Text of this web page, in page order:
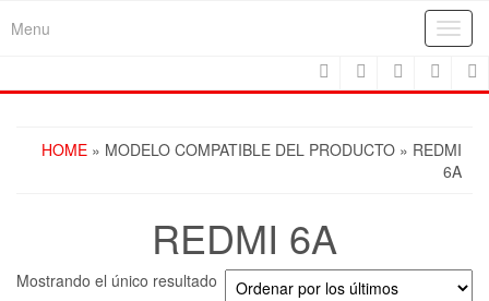
Menu
HOME » MODELO COMPATIBLE DEL PRODUCTO » REDMI
6A
REDMI 6A
Mostrando el único resultado